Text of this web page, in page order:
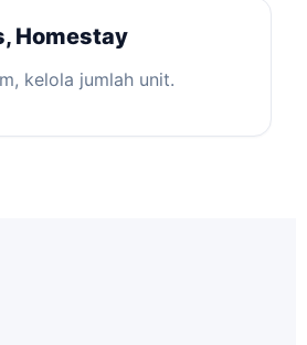
Homestay
kelola jumlah unit.